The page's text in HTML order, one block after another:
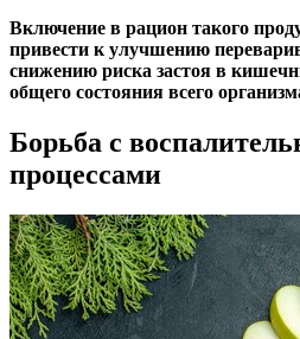
Включение в рацион такого
привести к улучшению
снижению риска застоя в
общего состояния всего
Борьба с
процессами